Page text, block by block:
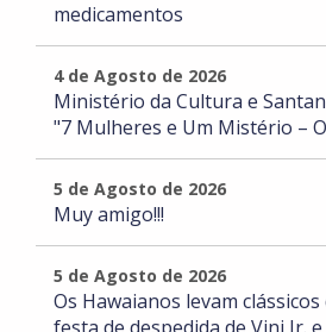
medicamentos
4 de Agosto de 2026
Ministério da Cultura e
"7 Mulheres e Um Mistério –
5 de Agosto de 2026
Muy amigo!!!
5 de Agosto de 2026
Os Hawaianos levam